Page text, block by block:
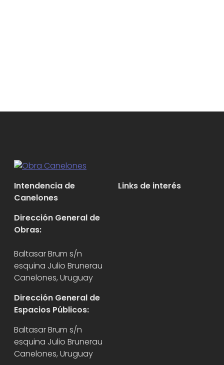
Intendencia de
Canelones
Dirección General de
Obras:
Baltasar Brum s/n
esquina Julio Brunerau
Canelones, Uruguay
Dirección General de
Espacios Públicos:
Baltasar Brum s/n
esquina Julio Brunerau
Canelones, Uruguay
Links de interés